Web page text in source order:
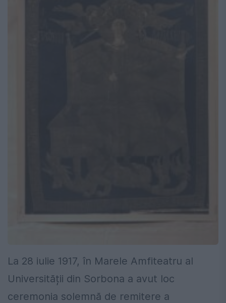
La 28 iulie 1917, în Marele Amfiteatru al
Universității din Sorbona a avut loc
ceremonia solemnă de remitere a